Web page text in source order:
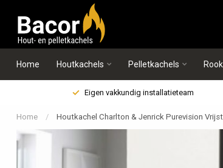
Home Houtkachels Pelletkachels
Eigen vakkundig installatieteam
Home / Houtkachel Charlton & Jenrick Purevision